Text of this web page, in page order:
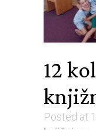
12 kol
Posted at